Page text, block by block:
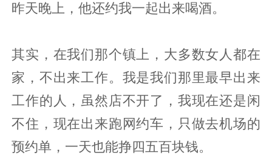
昨天晚上，他还约我一起出来喝酒。
其实，在我们那个镇上，大多数女人都在
家，不出来工作。我是我们那里最早出来
工作的人，虽然店不开了，我现在还是闲
不住，现在出来跑网约车，只做去机场的
预约单，一天也能挣四五百块钱。